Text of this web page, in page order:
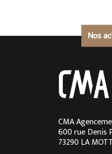
Nos
Cuisine sur
Cuisine sur
Cuisine sur
Cuisine sur
CMA
600 rue Denis
73290 LA